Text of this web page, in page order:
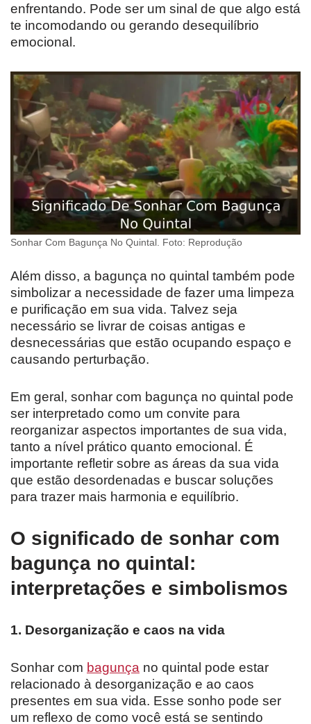
enfrentando. Pode ser um sinal de que algo está
te incomodando ou gerando desequilíbrio
emocional.
Sonhar Com Bagunça No Quintal. Foto: Reprodução
Além disso, a bagunça no quintal também pode
simbolizar a necessidade de fazer uma limpeza
e purificação em sua vida. Talvez seja
necessário se livrar de coisas antigas e
desnecessárias que estão ocupando espaço e
causando perturbação.
Em geral, sonhar com bagunça no quintal pode
ser interpretado como um convite para
reorganizar aspectos importantes de sua vida,
tanto a nível prático quanto emocional. É
importante refletir sobre as áreas da sua vida
que estão desordenadas e buscar soluções
para trazer mais harmonia e equilíbrio.
O significado de sonhar com
bagunça no quintal:
interpretações e simbolismos
1. Desorganização e caos na vida
Sonhar com bagunça no quintal pode estar
relacionado à desorganização e ao caos
presentes em sua vida. Esse sonho pode ser
um reflexo de como você está se sentindo